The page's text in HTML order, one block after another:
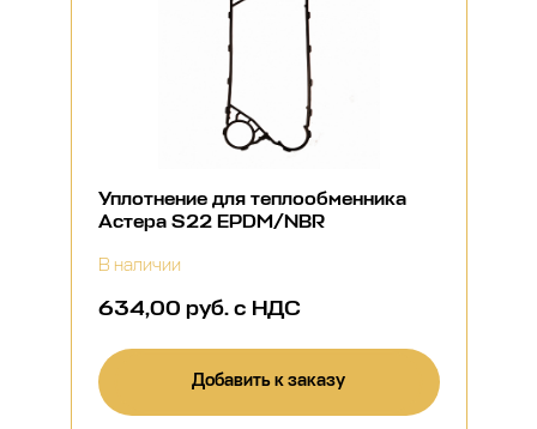
Уплотнение для теплообменника
Астера S22 EPDM/NBR
В наличии
634,00 руб. с НДС
Добавить к заказу